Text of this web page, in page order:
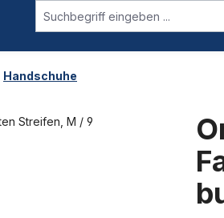
Handschuhe